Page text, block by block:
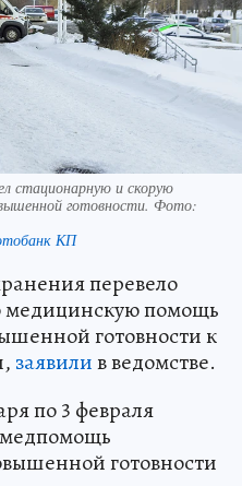
стационарную и скорую
готовности. Фото:
КП
перевело
медицинскую помощь
готовности к
заявилив ведомстве.
по 3 февраля
готовности